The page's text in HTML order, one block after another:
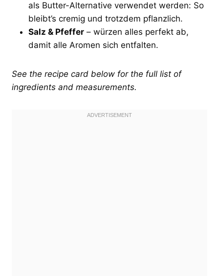
als Butter-Alternative verwendet werden: So
bleibt’s cremig und trotzdem pflanzlich.
Salz & Pfeffer – würzen alles perfekt ab,
damit alle Aromen sich entfalten.
See the recipe card below for the full list of
ingredients and measurements.